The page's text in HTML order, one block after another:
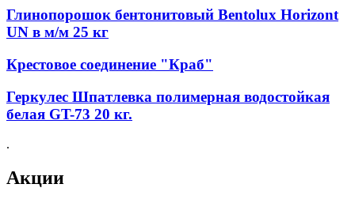
Глинопорошок бентонитовый Bentolux Horizont
UN в м/м 25 кг
Крестовое соединение "Краб"
Геркулес Шпатлевка полимерная водостойкая
белая GT-73 20 кг.
.
Акции